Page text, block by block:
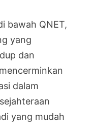
bawah QNET,
yang
dan
dalam
yang mudah